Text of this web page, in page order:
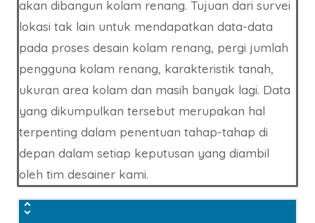
akan dibangun kolam renang. Tujuan dari survei
lokasi tak lain untuk mendapatkan data-data
pada proses desain kolam renang, pergi jumlah
pengguna kolam renang, karakteristik tanah,
ukuran area kolam dan masih banyak lagi. Data
yang dikumpulkan tersebut merupakan hal
terpenting dalam penentuan tahap-tahap di
depan dalam setiap keputusan yang diambil
oleh tim desainer kami.